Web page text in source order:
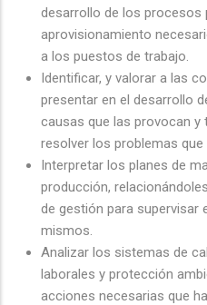
desarrollo de los procesos
aprovisionamiento
a los puestos de trabajo.
Identificar, y valorar a las
presentar en el desarrollo
causas que las provocan
resolver los problemas que
Interpretar los planes de
producción,
de gestión para supervisar
mismos.
Analizar los sistemas de
laborales y protección
acciones necesarias que